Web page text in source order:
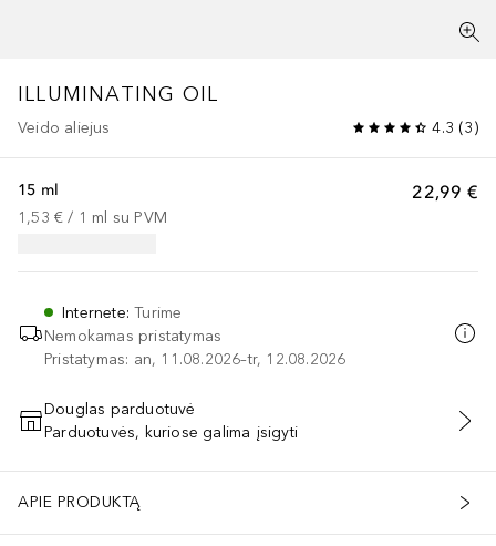
ILLUMINATING OIL
Veido aliejus 4.3 (3)
22,99 €
15 ml
1,53 € / 1 ml su PVM
Internete:Turime
Nemokamas pristatymas
Pristatymas: an, 11.08.2026–tr, 12.08.2026
PRIDĖTI Į KREPŠELĮ
Douglas parduotuvė
Parduotuvės, kuriose galima įsigyti
APIE PRODUKTĄ